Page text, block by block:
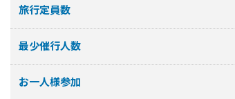
旅行定員数
最少催行人数
お一人様参加